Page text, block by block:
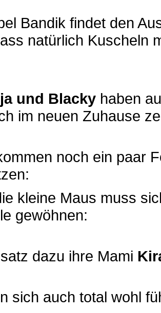
Bandik findet den
natürlich Kuscheln
und Blacky haben
im neuen Zuhause
noch ein paar
kleine Maus muss
gewöhnen:
dazu ihre Mami
sich auch total wohl